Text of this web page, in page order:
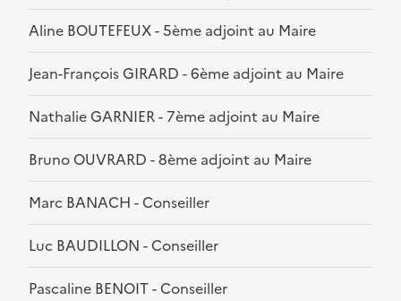
Aline BOUTEFEUX - 5ème adjoint au Maire
Jean-François GIRARD - 6ème adjoint au Maire
Nathalie GARNIER - 7ème adjoint au Maire
Bruno OUVRARD - 8ème adjoint au Maire
Marc BANACH - Conseiller
Luc BAUDILLON - Conseiller
Pascaline BENOIT - Conseiller